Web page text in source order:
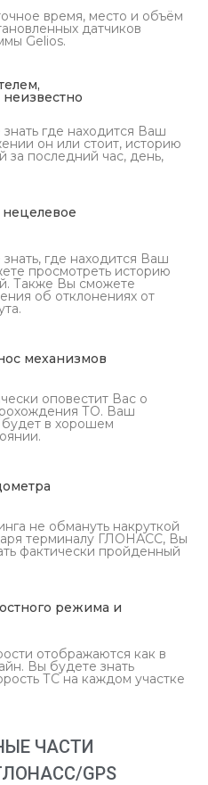
время, место и объём
датчиков
Gelios.
где находится Ваш
он или стоит, историю
за последний час, день,
где находится Ваш
просмотреть историю
Также Вы сможете
об отклонениях от
механизмов
оповестит Вас о
ТО. Ваш
будет в хорошем
не обмануть накруткой
терминалу ГЛОНАСС, Вы
фактически пройденный
режима и
отображаются как в
Вы будете знать
ТС на каждом участке
ЧАСТИ
GPS